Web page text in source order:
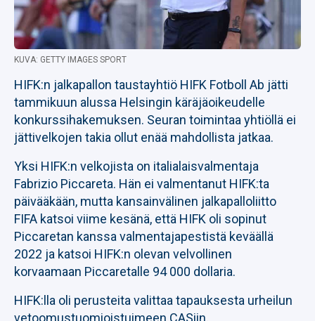
KUVA: GETTY IMAGES SPORT
HIFK:n jalkapallon taustayhtiö HIFK Fotboll Ab jätti
tammikuun alussa Helsingin käräjäoikeudelle
konkurssihakemuksen. Seuran toimintaa yhtiöllä ei
jättivelkojen takia ollut enää mahdollista jatkaa.
Yksi HIFK:n velkojista on italialaisvalmentaja
Fabrizio Piccareta. Hän ei valmentanut HIFK:ta
päivääkään, mutta kansainvälinen jalkapalloliitto
FIFA katsoi viime kesänä, että HIFK oli sopinut
Piccaretan kanssa valmentajapestistä keväällä
2022 ja katsoi HIFK:n olevan velvollinen
korvaamaan Piccaretalle 94 000 dollaria.
HIFK:lla oli perusteita valittaa tapauksesta urheilun
vetoomustuomioistuimeen CASiin.